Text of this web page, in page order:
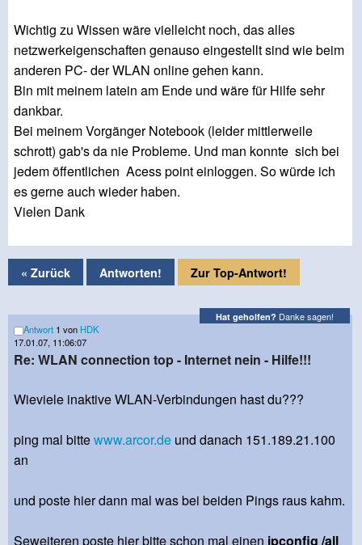
Wichtig zu Wissen wäre vielleicht noch, das alles
netzwerkeigenschaften genauso eingestellt sind wie beim
anderen PC- der WLAN online gehen kann.
Bin mit meinem latein am Ende und wäre für Hilfe sehr
dankbar.
Bei meinem Vorgänger Notebook (leider mittlerweile
schrott) gab's da nie Probleme. Und man konnte sich bei
jedem öffentlichen Acess point einloggen. So würde ich
es gerne auch wieder haben.
Vielen Dank
« Zurück Antworten! Zur Top-Antwort!
Hat geholfen? Danke sagen!
Antwort 1 von HDK
17.01.07, 11:06:07
Re: WLAN connection top - Internet nein - Hilfe!!!
Wieviele inaktive WLAN-Verbindungen hast du???
ping mal bittewww.arcor.de und danach 151.189.21.100
an
und poste hier dann mal was bei beiden Pings raus kahm.
Seweiteren poste hier bitte schon mal einen ipconfig /all